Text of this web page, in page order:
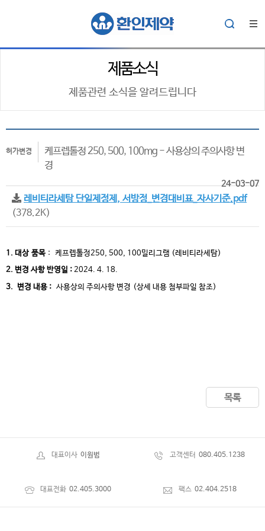
제품소식
제품관련 소식을 알려드립니다
허가변경
케프렙톨정 250, 500, 100mg - 사용상의 주의사항 변
경
24-03-07
레비티라세탐 단일제정제, 서방정_변경대비표_자사기준.pdf
(378.2K)
1. 대상 품목 : 케프렙톨정250, 500, 100밀리그램 (레비티라세탐)
2. 변경 사항 반영일 : 2024. 4. 18.
3. 변경 내용 : 사용상의 주의사항 변경 (상세 내용 첨부파일 참조)
목록
대표이사 이원범 고객센터 080.405.1238
대표전화 02.405.3000 팩스 02.404.2518